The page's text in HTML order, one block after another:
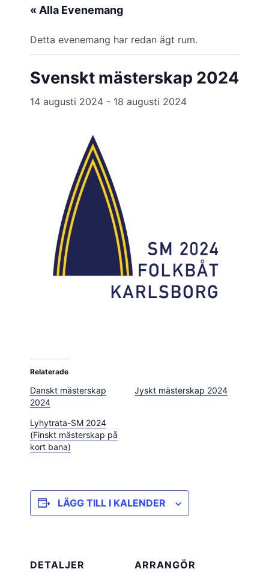
« Alla Evenemang
Detta evenemang har redan ägt rum.
Svenskt mästerskap 2024
14 augusti 2024 - 18 augusti 2024
Relaterade
Danskt mästerskap
2024
Jyskt mästerskap 2024
Lyhytrata-SM 2024
(Finskt mästerskap på
kort bana)
LÄGG TILL I KALENDER
DETALJER
ARRANGÖR